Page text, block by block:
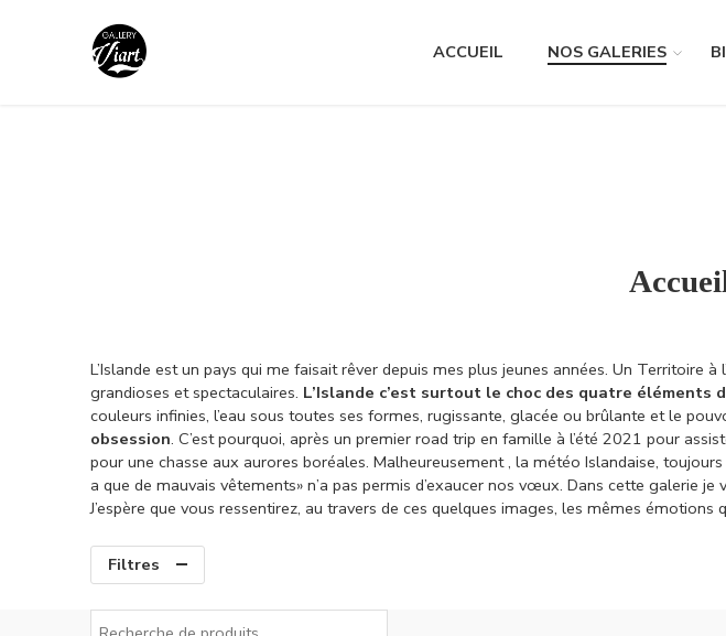
Nous contacter :
ACCUEIL
NOS GALERIES
L’Islande est un pays qui me faisait rêver depuis mes plus jeunes années. Un
grandioses et spectaculaires. L’Islande c’est surtout le choc des quatre éléments
couleurs infinies, l’eau sous toutes ses formes, rugissante, glacée ou brûlante et le
obsession. C’est pourquoi, après un premier road trip en famille à l’été 2021 pour
pour une chasse aux aurores boréales. Malheureusement , la météo Islandaise,
a que de mauvais vêtements» n’a pas permis d’exaucer nos vœux. Dans cette galerie je
J’espère que vous ressentirez, au travers de ces quelques images, les mêmes
Filtres